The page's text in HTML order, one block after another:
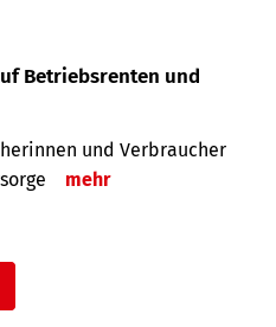
Betriebsrenten und
und Verbraucher
mehr